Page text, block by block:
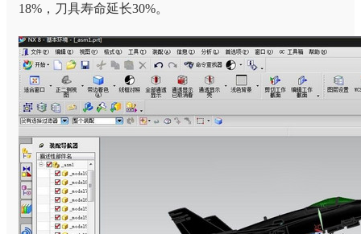
18%，刀具寿命延长30%。